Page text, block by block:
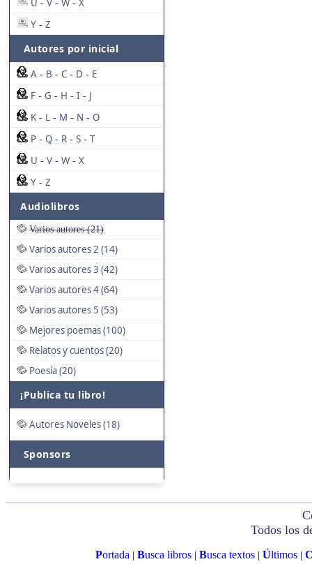
U - V - W - X
Y - Z
Autores por inicial
A - B - C - D - E
F - G - H - I - J
K - L - M - N - O
P - Q - R - S - T
U - V - W - X
Y - Z
Audiolibros
Varios autores (21)
Varios autores 2 (14)
Varios autores 3 (42)
Varios autores 4 (64)
Varios autores 5 (53)
Mejores poemas (100)
Relatos y cuentos (20)
Poesía (20)
¡Publica tu libro!
Autores Noveles (18)
Sponsors
Todos los
Portada| Busca libros| Busca textos| Últimos|